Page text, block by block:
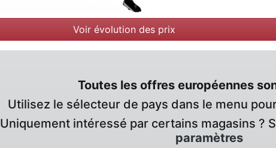
Voir évolution des prix
Toutes les offres européennes
Utilisez le sélecteur de pays dans le menu
Uniquement intéressé par certains magasins ?
paramètres